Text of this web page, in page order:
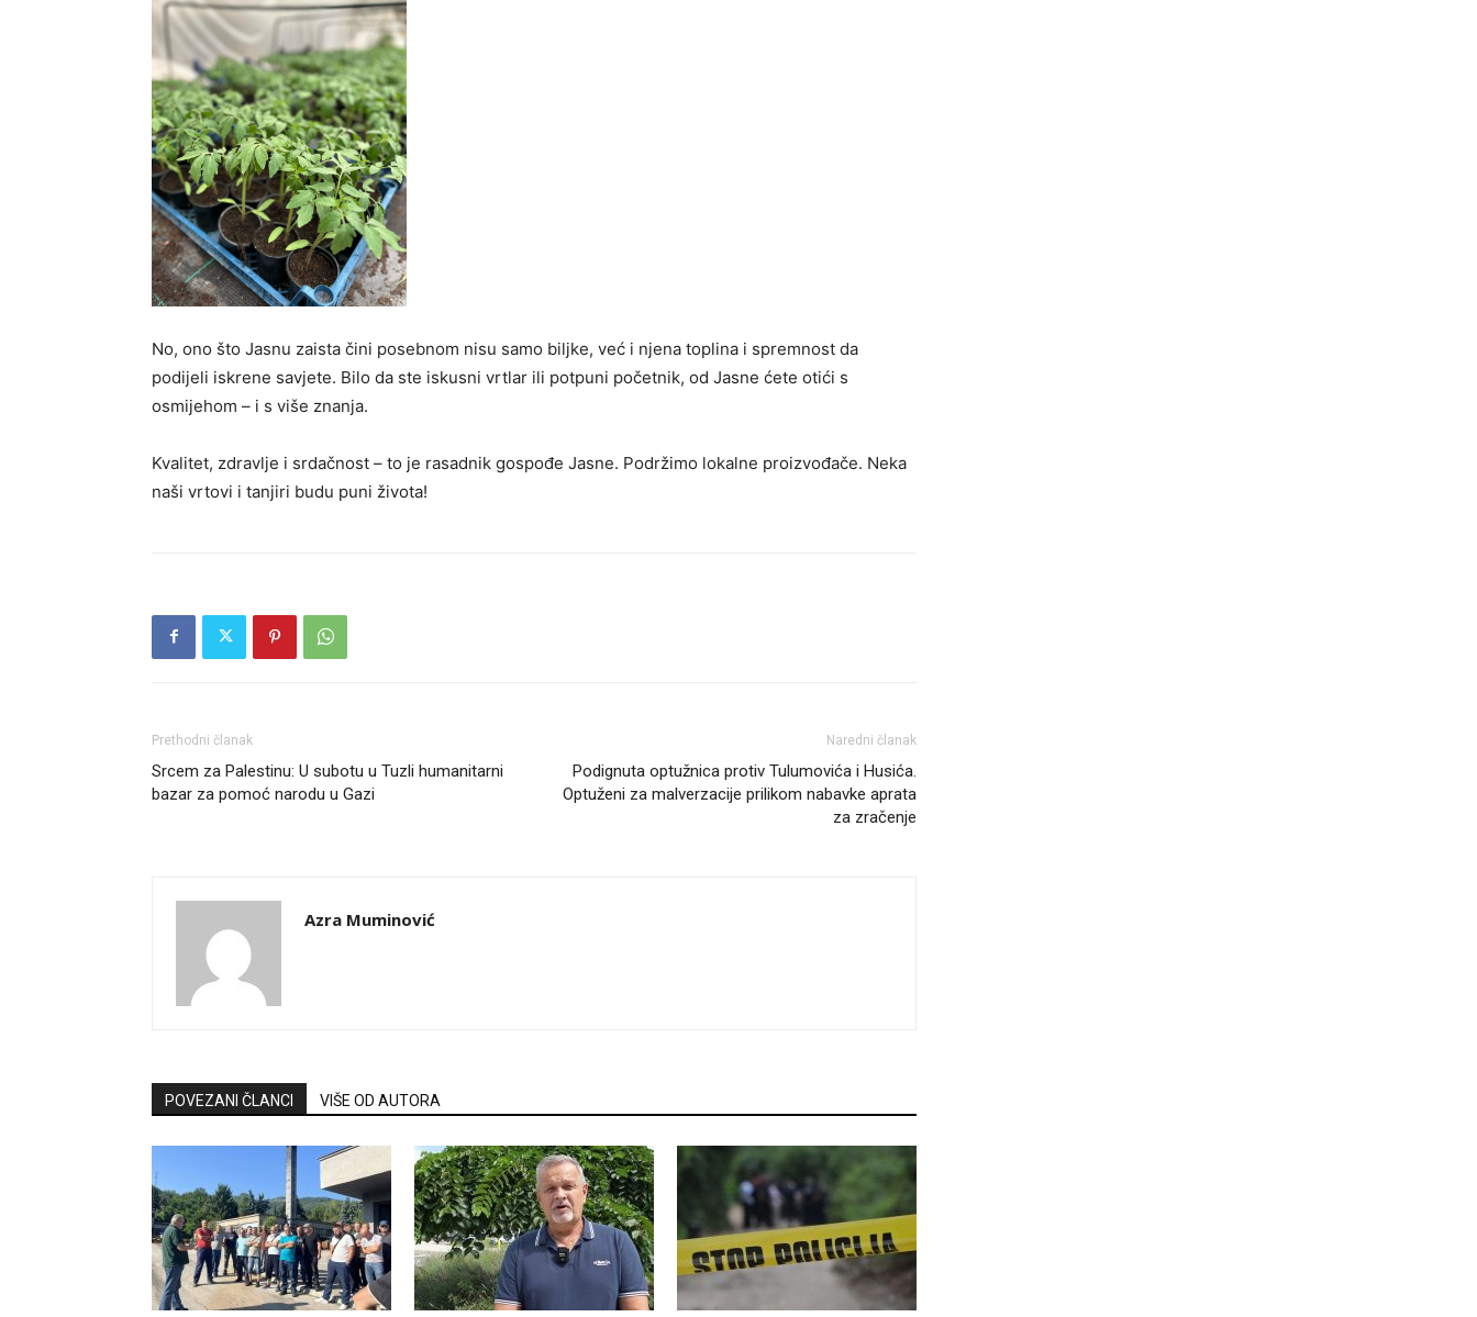
No, ono što Jasnu zaista čini posebnom nisu samo biljke, već i njena toplina i spremnost da
podijeli iskrene savjete. Bilo da ste iskusni vrtlar ili potpuni početnik, od Jasne ćete otići s
osmijehom – i s više znanja.
Kvalitet, zdravlje i srdačnost – to je rasadnik gospođe Jasne. Podržimo lokalne proizvođače. Neka
naši vrtovi i tanjiri budu puni života!
Prethodni članak
Srcem za Palestinu: U subotu u Tuzli humanitarni
bazar za pomoć narodu u Gazi
Naredni članak
Podignuta optužnica protiv Tulumovića i Husića.
Optuženi za malverzacije prilikom nabavke aprata
za zračenje
Azra Muminović
POVEZANI ČLANCI VIŠE OD AUTORA